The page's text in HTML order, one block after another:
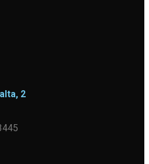
2